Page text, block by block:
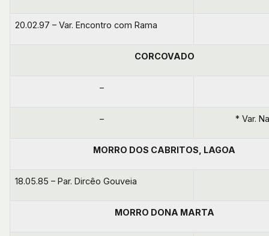
20.02.97 – Var. Encontro com Rama
CORCOVADO
–
– * Var.
MORRO DOS CABRITOS, LAGOA
18.05.85 – Par. Dircêo Gouveia
MORRO DONA MARTA